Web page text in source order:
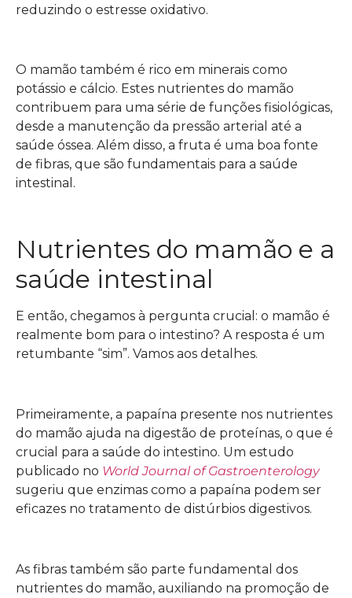
reduzindo o estresse oxidativo.
O mamão também é rico em minerais como
potássio e cálcio. Estes nutrientes do mamão
contribuem para uma série de funções fisiológicas,
desde a manutenção da pressão arterial até a
saúde óssea. Além disso, a fruta é uma boa fonte
de fibras, que são fundamentais para a saúde
intestinal.
Nutrientes do mamão e a
saúde intestinal
E então, chegamos à pergunta crucial: o mamão é
realmente bom para o intestino? A resposta é um
retumbante “sim”. Vamos aos detalhes.
Primeiramente, a papaína presente nos nutrientes
do mamão ajuda na digestão de proteínas, o que é
crucial para a saúde do intestino. Um estudo
publicado no World Journal of Gastroenterology
sugeriu que enzimas como a papaína podem ser
eficazes no tratamento de distúrbios digestivos.
As fibras também são parte fundamental dos
nutrientes do mamão, auxiliando na promoção de